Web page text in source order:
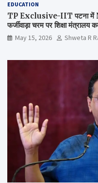
EDUCATION
TP Exclusive-IIT पटना में
फर्जीवाड़ा चरम पर शिक्षा मंत्रालय
May 15, 2026 Shweta R